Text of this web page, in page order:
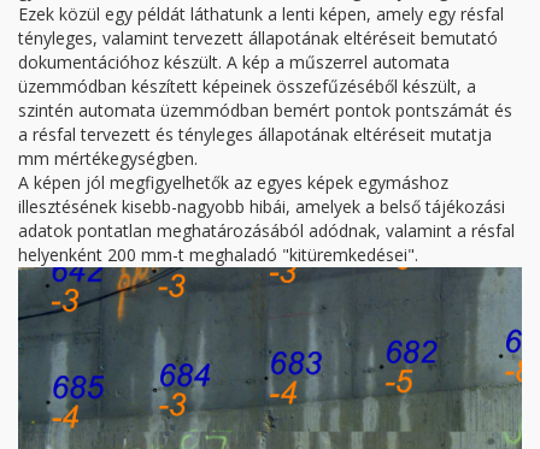
Ezek közül egy példát láthatunk a lenti képen, amely egy résfal
tényleges, valamint tervezett állapotának eltéréseit bemutató
dokumentációhoz készült. A kép a műszerrel automata
üzemmódban készített képeinek összefűzéséből készült, a
szintén automata üzemmódban bemért pontok pontszámát és
a résfal tervezett és tényleges állapotának eltéréseit mutatja
mm mértékegységben.
A képen jól megfigyelhetők az egyes képek egymáshoz
illesztésének kisebb-nagyobb hibái, amelyek a belső tájékozási
adatok pontatlan meghatározásából adódnak, valamint a résfal
helyenként 200 mm-t meghaladó "kitüremkedései".